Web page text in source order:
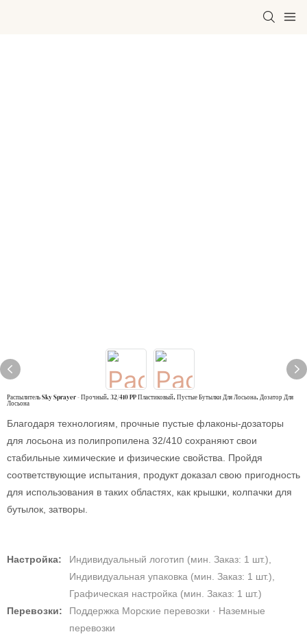
Распылитель Sky Sprayer - Прочный, 32/410 PP Пластиковый, Пустые Бутылки Для Лосьона, Дозатор Для
Лосьона
Благодаря технологиям, прочные пустые флаконы-дозаторы
для лосьона из полипропилена 32/410 сохраняют свои
стабильные химические и физические свойства. Пройдя
соответствующие испытания, продукт доказал свою пригодность
для использования в таких областях, как крышки, колпачки для
бутылок, затворы.
Настройка:
Индивидуальный логотип (мин. Заказ: 1 шт.),
Индивидуальная упаковка (мин. Заказ: 1 шт.),
Графическая настройка (мин. Заказ: 1 шт.)
Перевозки:
Поддержка Морские перевозки · Наземные
перевозки